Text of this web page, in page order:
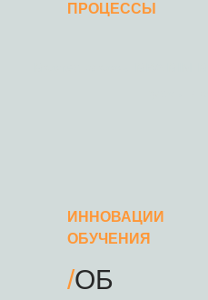
ПРОЦЕССЫ
/ОБ
ИННОВАЦИИ
ОБУЧЕНИЯ